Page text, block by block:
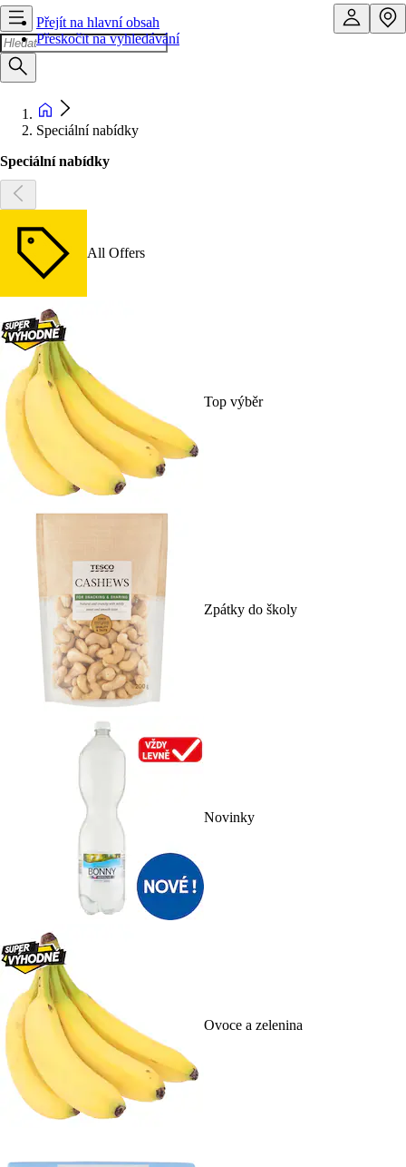
Přejít na hlavní obsah
Přeskočit na vyhledávání
Speciální nabídky
Speciální nabídky
All Offers
Top výběr
Zpátky do školy
Novinky
Ovoce a zelenina